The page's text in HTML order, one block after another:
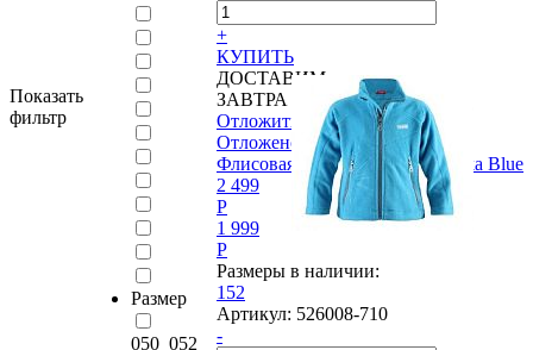
Показать
фильтр
Размер
050_052
+
КУПИТЬ
ДОСТАВИМ
ЗАВТРА
Отложить
Отложено
Флисовая куртка Reima®, Kyoka Blue
2 499
P
1 999
P
Размеры в наличии:
152
Артикул: 526008-710
-